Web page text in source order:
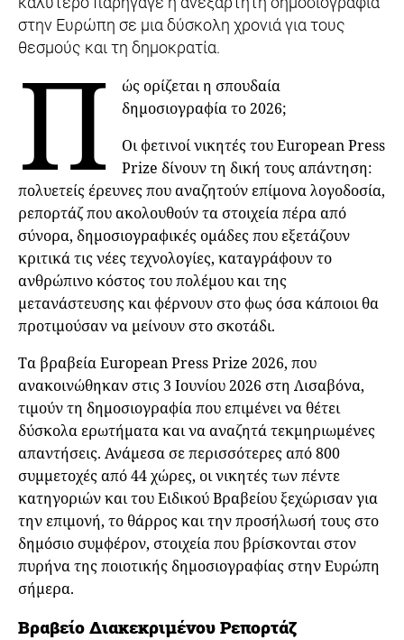
στην Ευρώπη σε μια δύσκολη χρονιά για τους
θεσμούς και τη δημοκρατία.
Π
ώς ορίζεται η σπουδαία
δημοσιογραφία το 2026;
Οι φετινοί νικητές του European Press
Prize δίνουν τη δική τους απάντηση:
πολυετείς έρευνες που αναζητούν επίμονα λογοδοσία,
ρεπορτάζ που ακολουθούν τα στοιχεία πέρα από
σύνορα, δημοσιογραφικές ομάδες που εξετάζουν
κριτικά τις νέες τεχνολογίες, καταγράφουν το
ανθρώπινο κόστος του πολέμου και της
μετανάστευσης και φέρνουν στο φως όσα κάποιοι θα
προτιμούσαν να μείνουν στο σκοτάδι.
Τα βραβεία European Press Prize 2026, που
ανακοινώθηκαν στις 3 Ιουνίου 2026 στη Λισαβόνα,
τιμούν τη δημοσιογραφία που επιμένει να θέτει
δύσκολα ερωτήματα και να αναζητά τεκμηριωμένες
απαντήσεις. Ανάμεσα σε περισσότερες από 800
συμμετοχές από 44 χώρες, οι νικητές των πέντε
κατηγοριών και του Ειδικού Βραβείου ξεχώρισαν για
την επιμονή, το θάρρος και την προσήλωσή τους στο
δημόσιο συμφέρον, στοιχεία που βρίσκονται στον
πυρήνα της ποιοτικής δημοσιογραφίας στην Ευρώπη
σήμερα.
Βραβείο Διακεκριμένου Ρεπορτάζ